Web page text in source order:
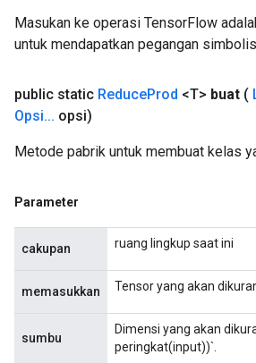
Masukan ke operasi TensorFlow
untuk mendapatkan pegangan
public static ReduceProd <T> buat (
Opsi... opsi)
Metode pabrik untuk membuat kelas
Parameter
cakupan ruang lingkup saat ini
memasukkan Tensor yang akan
sumbu
Dimensi yang akan
peringkat(input))`.